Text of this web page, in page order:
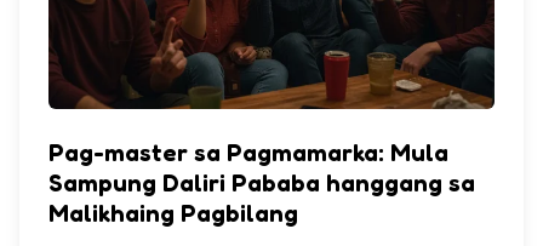
Pag-master sa Pagmamarka: Mula
Sampung Daliri Pababa hanggang sa
Malikhaing Pagbilang